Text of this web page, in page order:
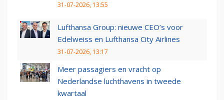
31-07-2026, 13:55
Lufthansa Group: nieuwe CEO’s voor
Edelweiss en Lufthansa City Airlines
31-07-2026, 13:17
Meer passagiers en vracht op
Nederlandse luchthavens in tweede
kwartaal